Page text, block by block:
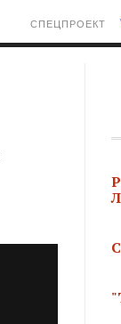
СПЕЦПРОЕКТ